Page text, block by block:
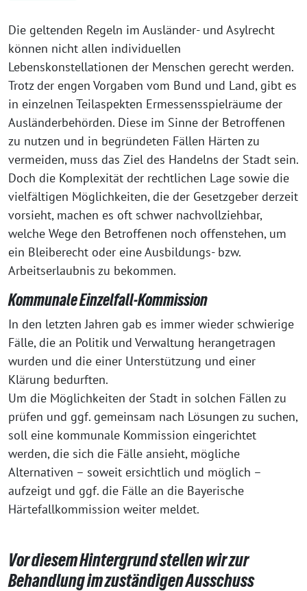
Die geltenden Regeln im Ausländer- und Asylrecht
können nicht allen individuellen
Lebenskonstellationen der Menschen gerecht werden.
Trotz der engen Vorgaben vom Bund und Land, gibt es
in einzelnen Teilaspekten Ermessensspielräume der
Ausländerbehörden. Diese im Sinne der Betroffenen
zu nutzen und in begründeten Fällen Härten zu
vermeiden, muss das Ziel des Handelns der Stadt sein.
Doch die Komplexität der rechtlichen Lage sowie die
vielfältigen Möglichkeiten, die der Gesetzgeber derzeit
vorsieht, machen es oft schwer nachvollziehbar,
welche Wege den Betroffenen noch offenstehen, um
ein Bleiberecht oder eine Ausbildungs- bzw.
Arbeitserlaubnis zu bekommen.
Kommunale Einzelfall-Kommission
In den letzten Jahren gab es immer wieder schwierige
Fälle, die an Politik und Verwaltung herangetragen
wurden und die einer Unterstützung und einer
Klärung bedurften.
Um die Möglichkeiten der Stadt in solchen Fällen zu
prüfen und ggf. gemeinsam nach Lösungen zu suchen,
soll eine kommunale Kommission eingerichtet
werden, die sich die Fälle ansieht, mögliche
Alternativen – soweit ersichtlich und möglich –
aufzeigt und ggf. die Fälle an die Bayerische
Härtefallkommission weiter meldet.
Vor diesem Hintergrund stellen wir zur
Behandlung im zuständigen Ausschuss